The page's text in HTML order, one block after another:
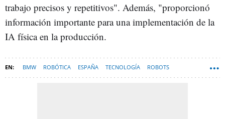
trabajo precisos y repetitivos". Además, "proporcionó
información importante para una implementación de la
IA física en la producción.
BMW ROBÓTICA ESPAÑA TECNOLOGÍA ROBOTS